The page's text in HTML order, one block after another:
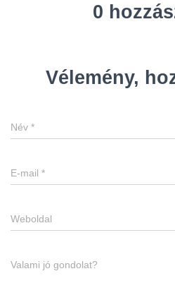
0
Vélemény,
Név *
E-mail *
Weboldal
Valami jó gondolat?